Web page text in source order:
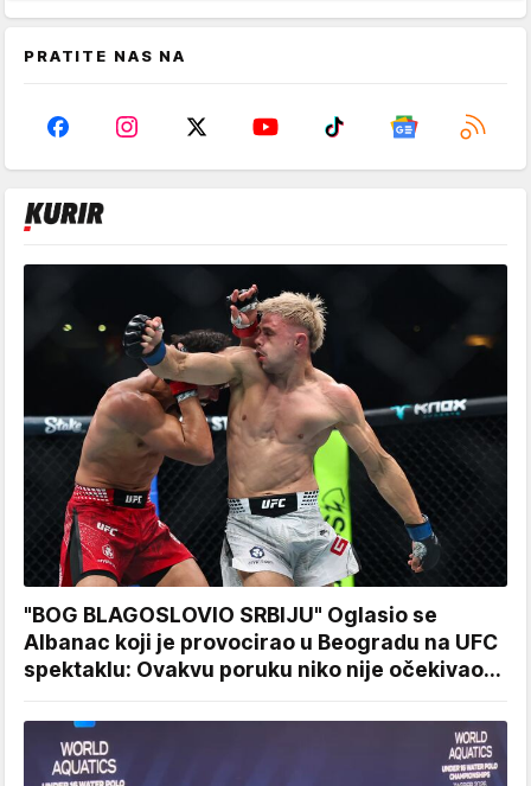
PRATITE NAS NA
"BOG BLAGOSLOVIO SRBIJU" Oglasio se
Albanac koji je provocirao u Beogradu na UFC
spektaklu: Ovakvu poruku niko nije očekivao...